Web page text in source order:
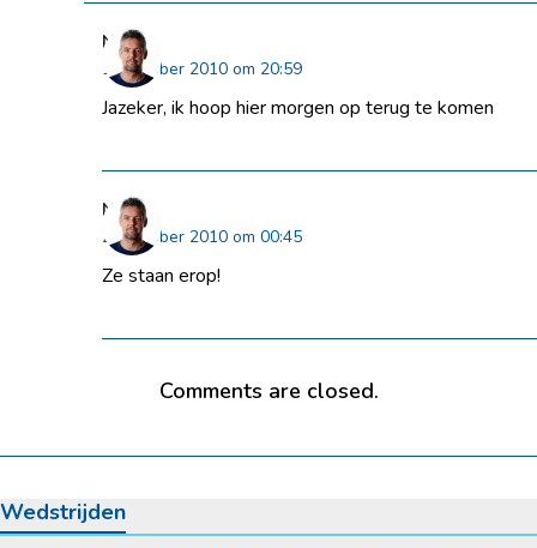
Niels
19 oktober 2010 om 20:59
Jazeker, ik hoop hier morgen op terug te komen
Niels
21 oktober 2010 om 00:45
Ze staan erop!
Comments are closed.
Wedstrijden